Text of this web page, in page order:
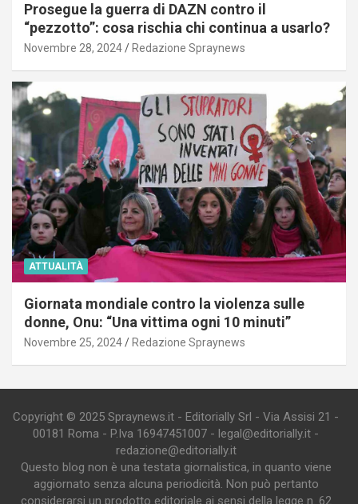
Prosegue la guerra di DAZN contro il
“pezzotto”: cosa rischia chi continua a usarlo?
Novembre 28, 2024 Redazione Spraynews
ATTUALITÀ
Giornata mondiale contro la violenza sulle
donne, Onu: “Una vittima ogni 10 minuti”
Novembre 25, 2024 Redazione Spraynews
Copyright © 2025 Spraynews.it - Editorially Srl - Via Assisi 21 -
00181 Roma - P.Iva 16947451007 - legal@editorially.it -
redazione@editorially.it
Questo blog non è una testata giornalistica, in quanto viene
aggiornato senza alcuna periodicità. Non può pertanto
considerarsi un prodotto editoriale ai sensi della legge n. 62